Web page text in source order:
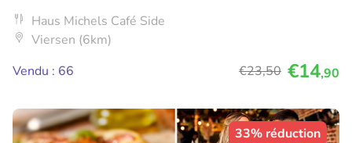
Haus Michels Café Side
Viersen (6km)
Vendu : 66
€23,50 €14,90
33% réduction